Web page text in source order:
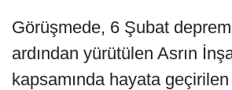
Görüşmede, 6 Şubat
ardından yürütülen Asrın
kapsamında hayata geçirilen